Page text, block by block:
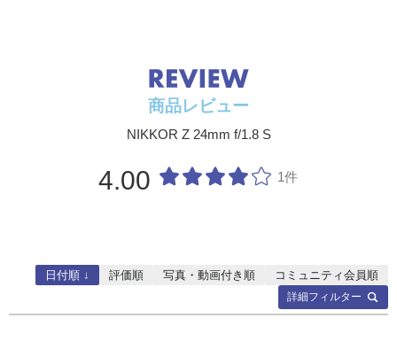
約450g
商品レビュー
NIKKOR Z 24mm f/1.8 S
4.00 1件
詳細フィルター
日付順 ↓ 評価順 写真・動画付き順 コミュニティ会員順